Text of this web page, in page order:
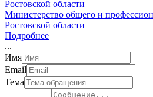
Министерство общего и
Ростовской области
Подробнее
...
Имя
Email
Тема